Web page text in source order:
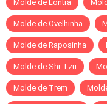
Molde de Lontra
Molde de Ovelhinha
Molde de Raposinha
Molde de Shi-Tzu
Molde de Trem